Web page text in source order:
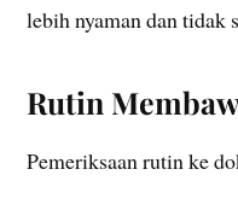
lebih nyaman dan tidak
Rutin
Pemeriksaan rutin ke